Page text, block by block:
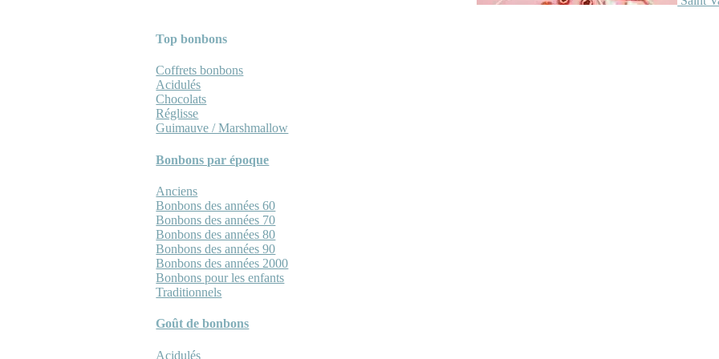
Top bonbons
Coffrets bonbons
Acidulés
Chocolats
Réglisse
Guimauve / Marshmallow
Bonbons par époque
Anciens
Bonbons des années 60
Bonbons des années 70
Bonbons des années 80
Bonbons des années 90
Bonbons des années 2000
Bonbons pour les enfants
Traditionnels
Goût de bonbons
Acidulés